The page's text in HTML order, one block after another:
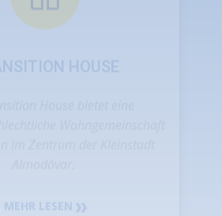
MEHR LESEN
STUDY HOUSE